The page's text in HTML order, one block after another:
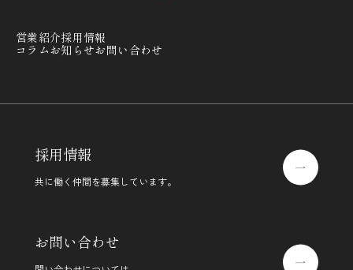
営業紹介採用情報
コラムお知らせお問い合わせ
採用情報
共に働く仲間を募集しています。
お問い合わせ